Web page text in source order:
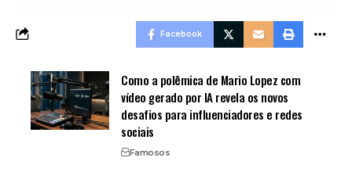
Facebook
Como a polêmica de Mario Lopez com
vídeo gerado por IA revela os novos
desafios para influenciadores e redes
sociais
Famosos